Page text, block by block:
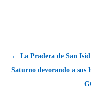
← La Pradera de San
Saturno devorando a sus